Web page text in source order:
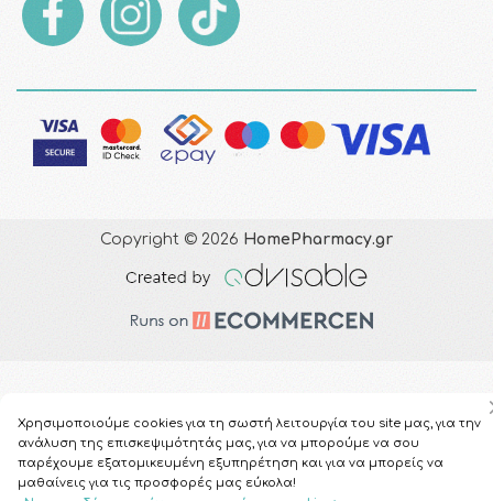
Copyright © 2026 HomePharmacy.gr
Χρησιμοποιούμε cookies για τη σωστή λειτουργία του site μας, για την
ανάλυση της επισκεψιμότητάς μας, για να μπορούμε να σου
παρέχουμε εξατομικευμένη εξυπηρέτηση και για να μπορείς να
μαθαίνεις για τις προσφορές μας εύκολα!